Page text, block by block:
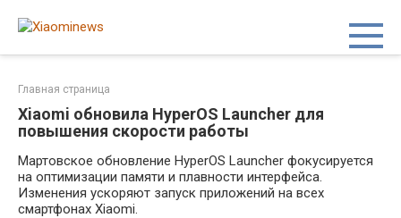
Главная страница
Xiaomi обновила HyperOS Launcher для
повышения скорости работы
Мартовское обновление HyperOS Launcher фокусируется
на оптимизации памяти и плавности интерфейса.
Изменения ускоряют запуск приложений на всех
смартфонах Xiaomi.